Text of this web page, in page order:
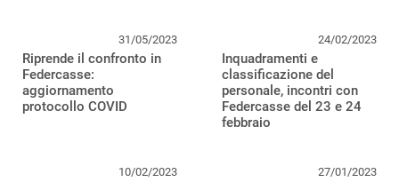
31/05/2023
Riprende il confronto in
Federcasse:
aggiornamento
protocollo COVID
24/02/2023
Inquadramenti e
classificazione del
personale, incontri con
Federcasse del 23 e 24
febbraio
10/02/2023 27/01/2023